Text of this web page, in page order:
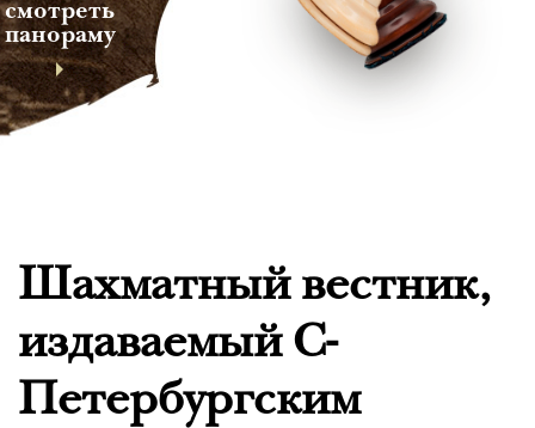
смотреть
панораму
Шахматный вестник,
издаваемый С-
Петербургским